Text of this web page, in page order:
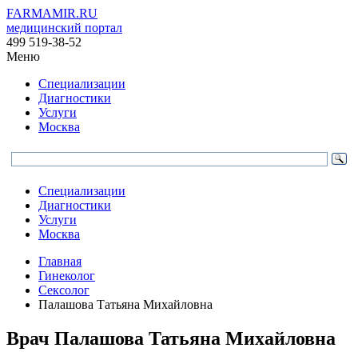
FARMAMIR.RU
медицинский портал
499 519-38-52
Меню
Специализации
Диагностики
Услуги
Москва
Специализации
Диагностики
Услуги
Москва
Главная
Гинеколог
Сексолог
Палашова Татьяна Михайловна
Врач Палашова Татьяна Михайловна